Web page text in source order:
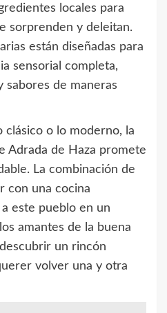
locales para
sorprenden y deleitan.
están diseñadas para
sensorial completa,
sabores de maneras
clásico o lo moderno, la
Adrada de Haza promete
La combinación de
con una cocina
este pueblo en un
amantes de la buena
un rincón
volver una y otra